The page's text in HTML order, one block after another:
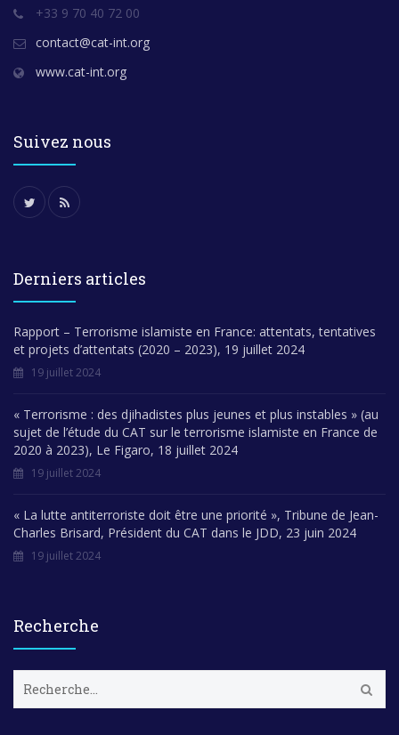
+33 9 70 40 72 00
contact@cat-int.org
www.cat-int.org
Suivez nous
Derniers articles
Rapport – Terrorisme islamiste en France: attentats, tentatives
et projets d’attentats (2020 – 2023), 19 juillet 2024
19 juillet 2024
« Terrorisme : des djihadistes plus jeunes et plus instables » (au
sujet de l’étude du CAT sur le terrorisme islamiste en France de
2020 à 2023), Le Figaro, 18 juillet 2024
19 juillet 2024
« La lutte antiterroriste doit être une priorité », Tribune de Jean-
Charles Brisard, Président du CAT dans le JDD, 23 juin 2024
19 juillet 2024
Recherche
c